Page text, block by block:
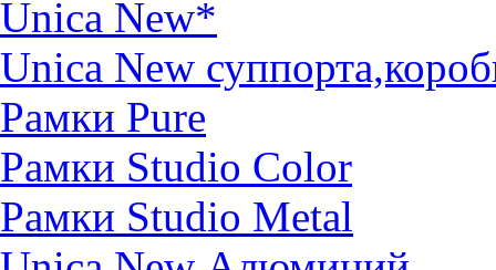
Unica New*
Unica New
Рамки Pure
Рамки Studio Color
Рамки Studio Metal